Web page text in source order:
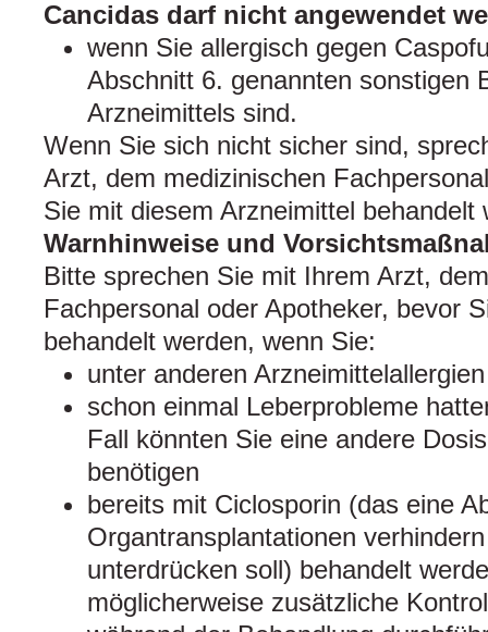
Cancidas darf nicht angewendet
wenn Sie allergisch gegen
Abschnitt 6. genannten sonstigen
Arzneimittels sind.
Wenn Sie sich nicht sicher sind,
Arzt, dem medizinischen
Sie mit diesem Arzneimittel behandelt
Warnhinweise und
Bitte sprechen Sie mit Ihrem Arzt,
Fachpersonal oder Apotheker, bevor
behandelt werden, wenn Sie:
unter anderen
schon einmal Leberprobleme
Fall könnten Sie eine andere
benötigen
bereits mit Ciclosporin (das eine
Organtransplantationen
unterdrücken soll) behandelt
möglicherweise zusätzliche